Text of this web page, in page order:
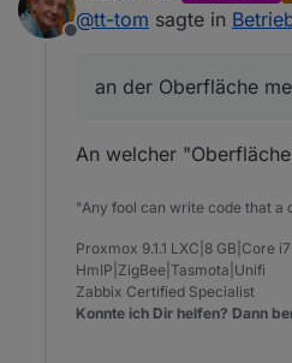
die Updates
Offline
@tt-tom sagte in
an der Oberfläche
An welcher
"Any fool can write code that a
Proxmox 9.1.1 LXC|8 GB|Core
HmIP|ZigBee|Tasmota|Unifi
Zabbix Certified Specialist
Konnte ich Dir helfen? Dann